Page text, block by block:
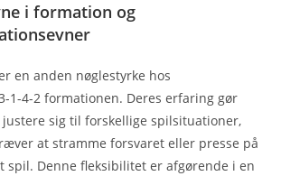
i formation og
en anden nøglestyrke hos
1-4-2 formationen. Deres erfaring gør
sig til forskellige spilsituationer,
at stramme forsvaret eller presse på
spil. Denne fleksibilitet er afgørende i en